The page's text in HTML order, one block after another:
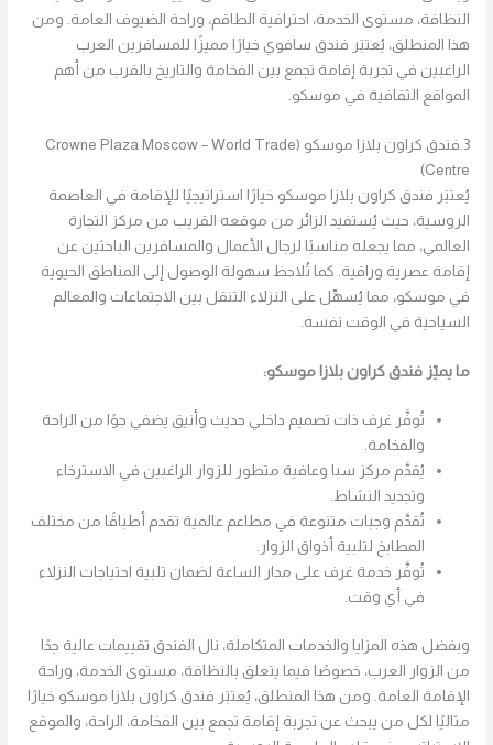
النظافة، مستوى الخدمة، احترافية الطاقم، وراحة الضيوف العامة. ومن
هذا المنطلق، يُعتبَر فندق سافوي خيارًا مميزًا للمسافرين العرب
الراغبين في تجربة إقامة تجمع بين الفخامة والتاريخ بالقرب من أهم
المواقع الثقافية في موسكو.
3.فندق كراون بلازا موسكو (Crowne Plaza Moscow – World Trade
Centre)
يُعتبَر فندق كراون بلازا موسكو خيارًا استراتيجيًا للإقامة في العاصمة
الروسية، حيث يُستفيد الزائر من موقعه القريب من مركز التجارة
العالمي، مما يجعله مناسبًا لرجال الأعمال والمسافرين الباحثين عن
إقامة عصرية وراقية. كما تُلاحظ سهولة الوصول إلى المناطق الحيوية
في موسكو، مما يُسهِّل على النزلاء التنقل بين الاجتماعات والمعالم
السياحية في الوقت نفسه.
ما يميّز فندق كراون بلازا موسكو:
تُوفَّر غرف ذات تصميم داخلي حديث وأنيق يضفي جوًا من الراحة
والفخامة.
يُقدَّم مركز سبا وعافية متطور للزوار الراغبين في الاسترخاء
وتجديد النشاط.
تُقدَّم وجبات متنوعة في مطاعم عالمية تقدم أطباقًا من مختلف
المطابخ لتلبية أذواق الزوار.
تُوفَّر خدمة غرف على مدار الساعة لضمان تلبية احتياجات النزلاء
في أي وقت.
وبفضل هذه المزايا والخدمات المتكاملة، نال الفندق تقييمات عالية جدًا
من الزوار العرب، خصوصًا فيما يتعلق بالنظافة، مستوى الخدمة، وراحة
الإقامة العامة. ومن هذا المنطلق، يُعتبَر فندق كراون بلازا موسكو خيارًا
مثاليًا لكل من يبحث عن تجربة إقامة تجمع بين الفخامة، الراحة، والموقع